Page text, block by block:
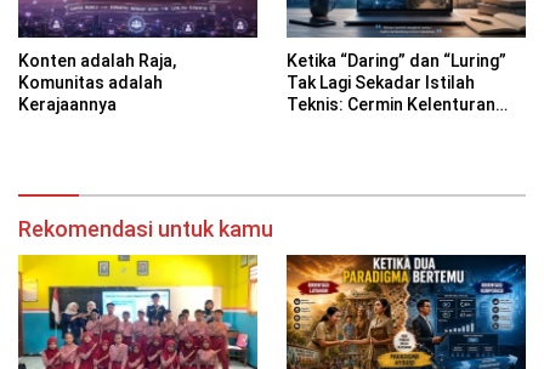
Konten adalah Raja,
Komunitas adalah
Kerajaannya
Ketika “Daring” dan “Luring”
Tak Lagi Sekadar Istilah
Teknis: Cermin Kelenturan
Rekomendasi untuk kamu